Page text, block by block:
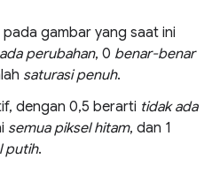
gambar yang saat ini
perubahan, 0 benar-benar
saturasi penuh.
dengan 0,5 berarti tidak ada
semua piksel hitam, dan 1
putih.